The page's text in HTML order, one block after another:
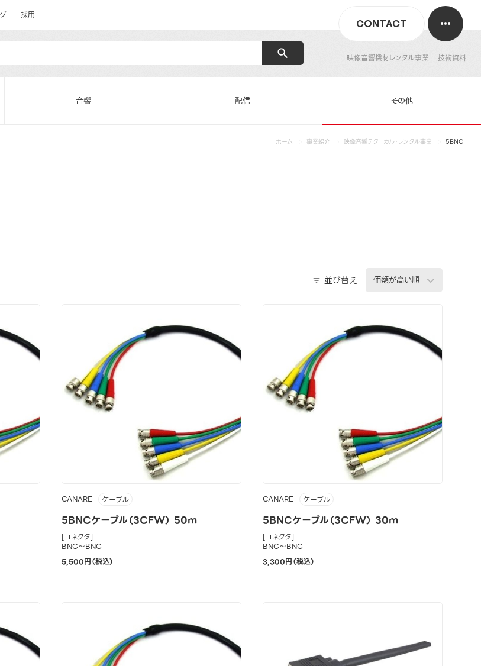
映像音響機材レンタル事業 技術資料
CONTACT
採用
音響 配信 その他
ホーム 事業紹介 映像音響テクニカル・レンタル事業 5BNC
並び替え
CANARE ケーブル
5BNCケーブル（3CFW） 50m
[コネクタ]
BNC～BNC
5,500円（税込）
CANARE ケーブル
5BNCケーブル（3CFW） 30m
[コネクタ]
BNC～BNC
3,300円（税込）